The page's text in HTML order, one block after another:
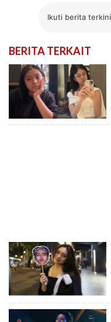
Ikuti berita
BERITA TERKAIT